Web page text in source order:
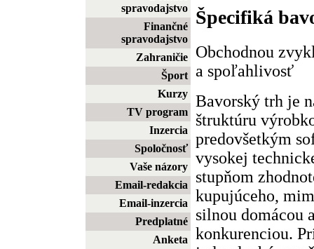
spravodajstvo
Finančné
spravodajstvo
Zahraničie
Šport
Kurzy
TV program
Inzercia
Spoločnosť
Vaše názory
Email-redakcia
Email-inzercia
Predplatné
Anketa
Špecifiká
Obchodnou
a spoľahlivosť
Bavorský trh je
štruktúru
predovšetkým
vysokej
stupňom
kupujúceho,
silnou domácou
konkurenciou.